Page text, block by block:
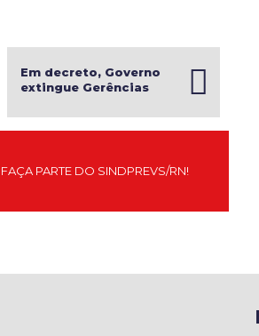
Em decreto, Governo
extingue Gerências
cargos em comissão no
INSS
FAÇA PARTE DO SINDPREVS/RN!